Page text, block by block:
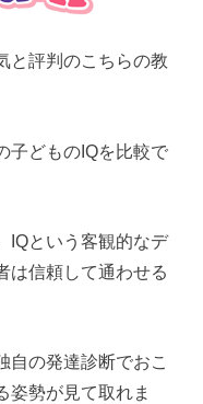
と評判のこちらの教
子どものIQを比較で
IQという客観的なデ
は信頼して通わせる
自の発達診断でおこ
姿勢が見て取れま